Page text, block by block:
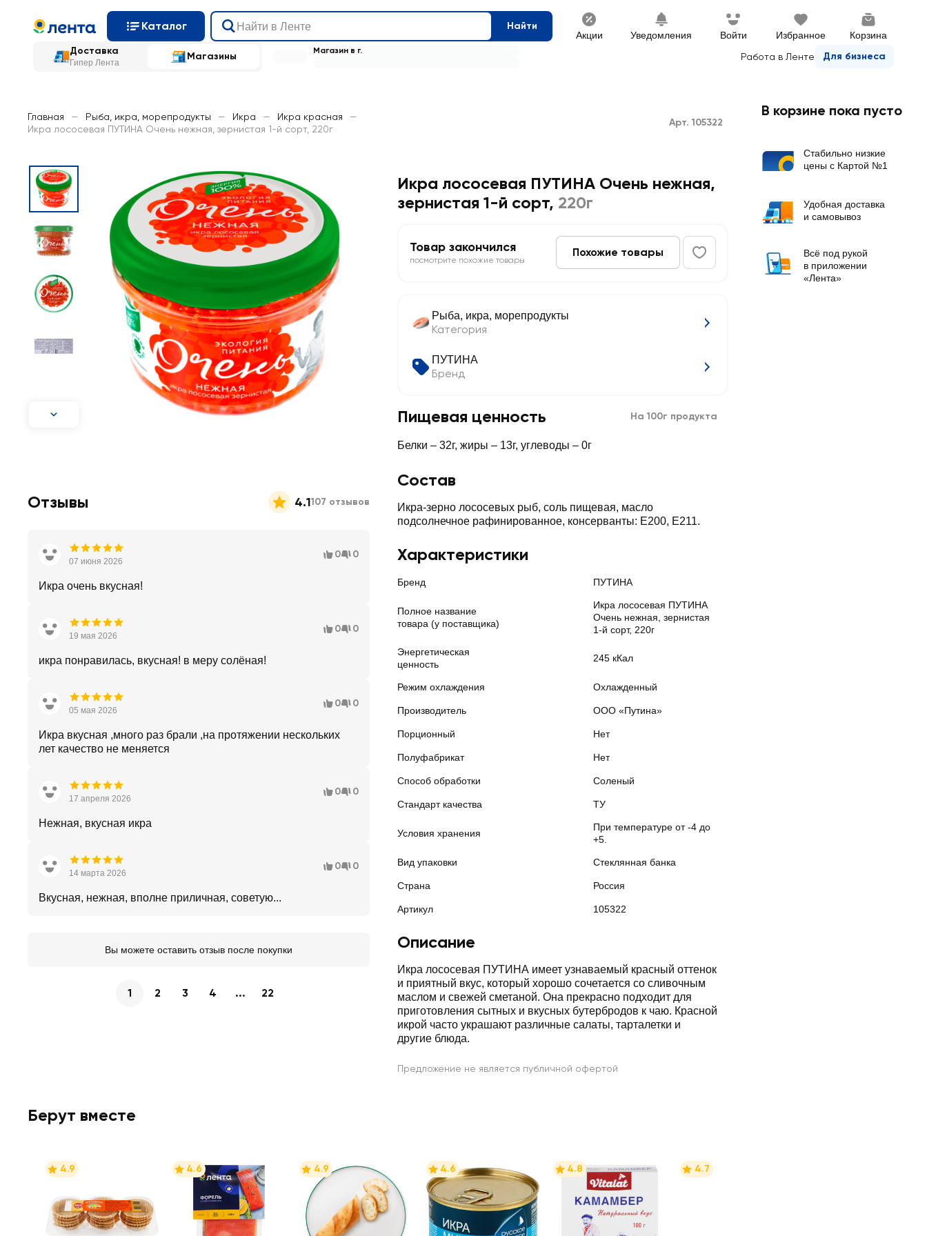
Каталог Найти
Акции Уведомления Войти Избранное Корзина
Доставка
Гипер Лента
Магазины Работа в Ленте Для бизнеса
Магазин в г.
Главная — Рыба, икра, морепродукты — Икра — Икра красная
—
Икра лососевая ПУТИНА Очень нежная, зернистая 1-й сорт, 220г
Арт. 105322
Икра лососевая ПУТИНА Очень нежная,
зернистая 1-й сорт, 220г
Товар закончился
посмотрите похожие товары
Похожие товары
Рыба, икра, морепродукты
Категория
ПУТИНА
Бренд
Пищевая ценность На 100г продукта
Белки – 32г, жиры – 13г, углеводы – 0г
Состав
Икра-зерно лососевых рыб, соль пищевая, масло
подсолнечное рафинированное, консерванты: Е200, Е211.
Характеристики
Бренд ПУТИНА
Полное название
товара (у поставщика)
Икра лососевая ПУТИНА
Очень нежная, зернистая
1-й сорт, 220г
Энергетическая
ценность
245 кКал
Режим охлаждения Охлажденный
Производитель ООО «Путина»
Порционный Нет
Полуфабрикат Нет
Способ обработки Соленый
Стандарт качества ТУ
Условия хранения
При температуре от -4 до
+5.
Вид упаковки Стеклянная банка
Страна Россия
Артикул 105322
Описание
Икра лососевая ПУТИНА имеет узнаваемый красный оттенок
и приятный вкус, который хорошо сочетается со сливочным
маслом и свежей сметаной. Она прекрасно подходит для
приготовления сытных и вкусных бутербродов к чаю. Красной
икрой часто украшают различные салаты, тарталетки и
другие блюда.
Предложение не является публичной офертой
Отзывы 4.1107 отзывов
07 июня 2026
0 0
Икра очень вкусная!
19 мая 2026
0 0
икра понравилась, вкусная! в меру солёная!
05 мая 2026
0 0
Икра вкусная ,много раз брали ,на протяжении нескольких
лет качество не меняется
17 апреля 2026
0 0
Нежная, вкусная икра
14 марта 2026
0 0
Вкусная, нежная, вполне приличная, советую...
Вы можете оставить отзыв после покупки
1 2 3 4 ... 22
Берут вместе
4.9 4.6 4.9 4.6 4.8 4.7
В корзине пока пусто
Стабильно низкие
цены с Картой №1
Удобная доставка
и самовывоз
Всё под рукой
в приложении
«Лента»